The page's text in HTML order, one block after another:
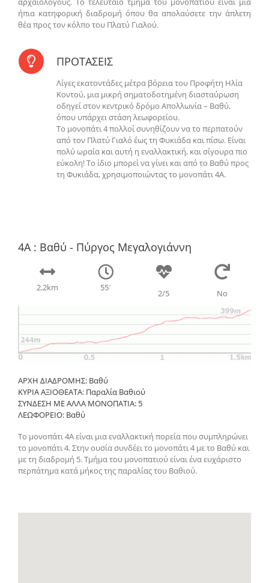
ήπια κατηφορική διαδρομή όπου θα απολαύσετε την άπλετη
θέα προς τον κόλπο του Πλατύ Γιαλού.
ΠΡΟΤΑΣΕΙΣ
Λίγες εκατοντάδες μέτρα βόρεια του Προφήτη Ηλία
Κοντού, μια μικρή σηματοδοτημένη διασταύρωση
οδηγεί στον κεντρικό δρόμο Απολλωνία – Βαθύ,
όπου υπάρχει στάση λεωφορείου.
Το μονοπάτι 4 πολλοί συνηθίζουν να το περπατούν
από τον Πλατύ Γιαλό έως τη Φυκιάδα και πίσω. Είναι
πολύ ωραία και αυτή η εναλλακτική, και σίγουρα πιο
εύκολη! Το ίδιο μπορεί να γίνει και από το Βαθύ προς
τη Φυκιάδα, χρησιμοποιώντας το μονοπάτι 4Α.
4Α : Βαθύ - Πύργος Μεγαλογιάννη
2,2km 55′
2/5 No
ΑΡΧΗ ΔΙΑΔΡΟΜΗΣ: Βαθύ
ΚΥΡΙΑ ΑΞΙΟΘΕΑΤΑ: Παραλία Βαθιού
ΣΥΝΔΕΣΗ ΜΕ ΑΛΛΑ ΜΟΝΟΠΑΤΙΑ: 5
ΛΕΩΦΟΡΕΙΟ: Βαθύ
Το μονοπάτι 4Α είναι μια εναλλακτική πορεία που συμπληρώνει
το μονοπάτι 4. Στην ουσία συνδέει το μονοπάτι 4 με το Βαθύ και
με τη διαδρομή 5. Τμήμα του μονοπατιού είναι ένα ευχάριστο
περπάτημα κατά μήκος της παραλίας του Βαθιού.